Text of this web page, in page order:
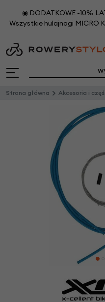
◉ DODATKOWE -10%
Wszystkie hulajnogi MICRO
Strona główna Akcesoria i